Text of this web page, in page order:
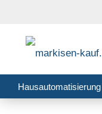
Hausautomatisierung